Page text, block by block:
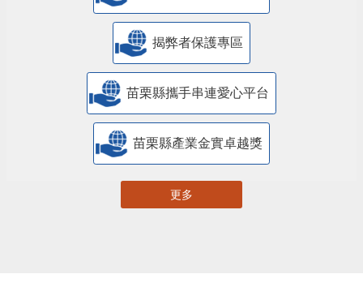
揭弊者保護專區
苗栗縣攜手串連愛心平台
苗栗縣產業金實卓越獎
更多